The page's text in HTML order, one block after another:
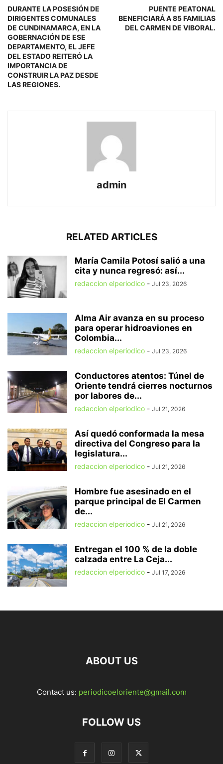
DURANTE LA POSESIÓN DE
DIRIGENTES COMUNALES
DE CUNDINAMARCA, EN LA
GOBERNACIÓN DE ESE
DEPARTAMENTO, EL JEFE
DEL ESTADO REITERÓ LA
IMPORTANCIA DE
CONSTRUIR LA PAZ DESDE
LAS REGIONES.
PUENTE PEATONAL
BENEFICIARÁ A 85 FAMILIAS
DEL CARMEN DE VIBORAL.
admin
RELATED ARTICLES
María Camila Potosí salió a una
cita y nunca regresó: así...
redaccion elperiodico - Jul 23, 2026
Alma Air avanza en su proceso
para operar hidroaviones en
Colombia...
redaccion elperiodico - Jul 23, 2026
Conductores atentos: Túnel de
Oriente tendrá cierres nocturnos
por labores de...
redaccion elperiodico - Jul 21, 2026
Así quedó conformada la mesa
directiva del Congreso para la
legislatura...
redaccion elperiodico - Jul 21, 2026
Hombre fue asesinado en el
parque principal de El Carmen
de...
redaccion elperiodico - Jul 21, 2026
Entregan el 100 % de la doble
calzada entre La Ceja...
redaccion elperiodico - Jul 17, 2026
ABOUT US
Contact us: periodicoeloriente@gmail.com
FOLLOW US